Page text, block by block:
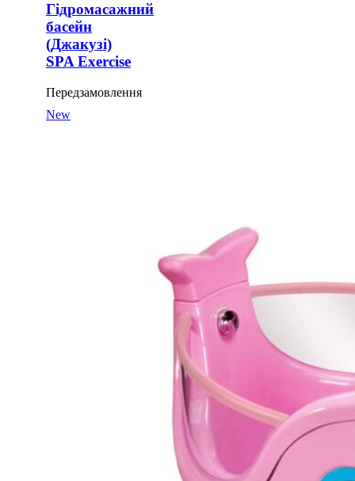
Гідромасажний
басейн
(Джакузі)
SPA Exercise
Передзамовлення
New